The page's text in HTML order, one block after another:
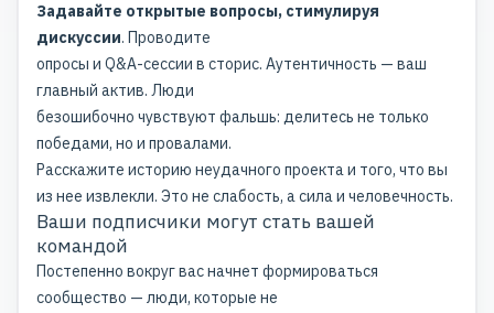
Задавайте открытые вопросы, стимулируя
дискуссии. Проводите
опросы и Q&A-сессии в сторис. Аутентичность — ваш
главный актив. Люди
безошибочно чувствуют фальшь: делитесь не только
победами, но и провалами.
Расскажите историю неудачного проектаи того, что вы
из нее извлекли. Это не слабость, а сила и человечность.
Ваши подписчики могут стать вашей
командой
Постепенно вокруг вас начнет формироваться
сообщество — люди, которые не